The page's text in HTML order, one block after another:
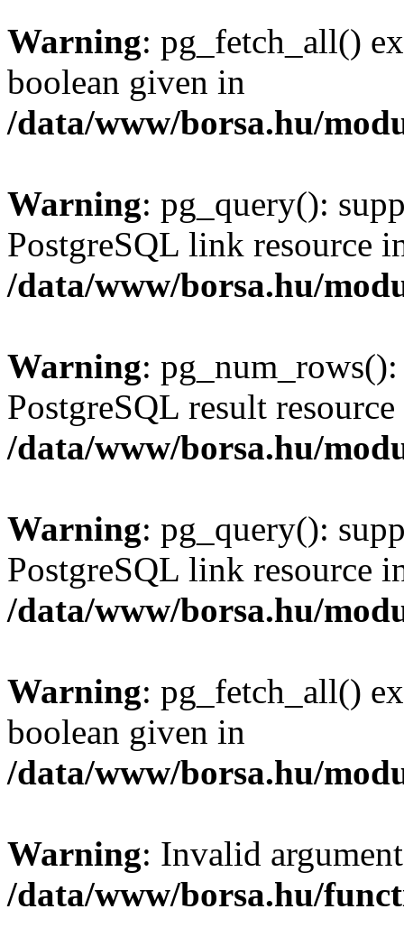
Warning: pg_fetch_all()
boolean given in
/data/www/borsa.hu/
Warning: pg_query():
PostgreSQL link resource
/data/www/borsa.hu/
Warning:
PostgreSQL result
/data/www/borsa.hu/
Warning: pg_query():
PostgreSQL link resource
/data/www/borsa.hu/
Warning: pg_fetch_all()
boolean given in
/data/www/borsa.hu/
Warning: Invalid
/data/www/borsa.hu/